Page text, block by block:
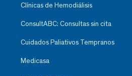
Clínicas de Hemodiálisis
ConsultABC: Consultas sin cita
Cuidados Paliativos Tempranos
Medicasa